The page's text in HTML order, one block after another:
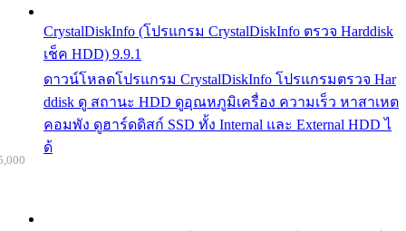
CrystalDiskInfo (โปรแกรม CrystalDiskInfo ตรวจ Harddisk
เช็ค HDD) 9.9.1
ดาวน์โหลดโปรแกรม CrystalDiskInfo โปรแกรมตรวจ Har
ddisk ดู สถานะ HDD ดูอุณหภูมิเครื่อง ความเร็ว หาสาเหต
คอมพัง ดูฮาร์ดดิสก์ SSD ทั้ง Internal และ External HDD ไ
ด้